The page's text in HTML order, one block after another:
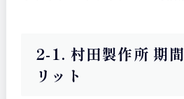
2-1. 村田製作所 期
リット